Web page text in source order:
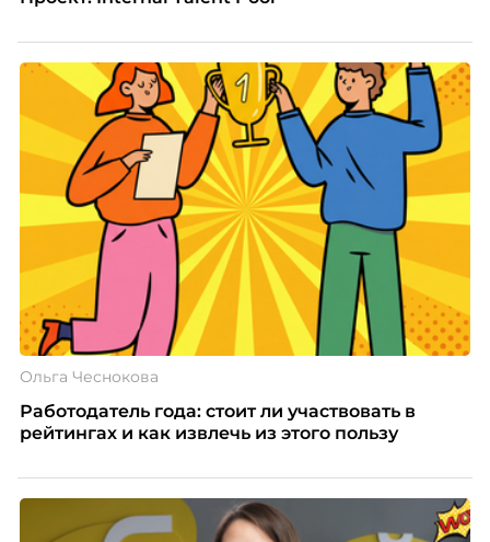
Ольга Чеснокова
Работодатель года: стоит ли участвовать в
рейтингах и как извлечь из этого пользу